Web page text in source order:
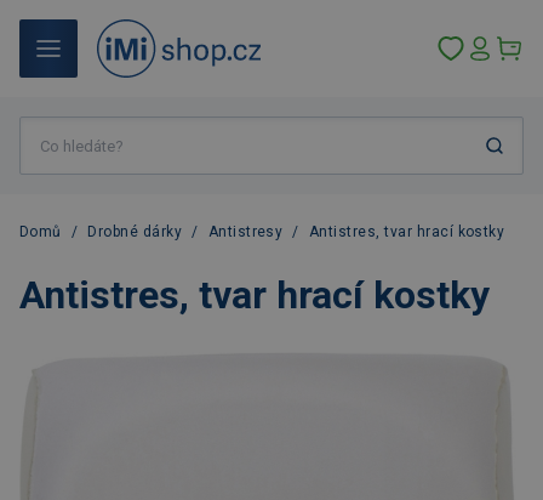
Domů / Drobné dárky / Antistresy / Antistres, tvar hrací kostky
Antistres, tvar hrací kostky